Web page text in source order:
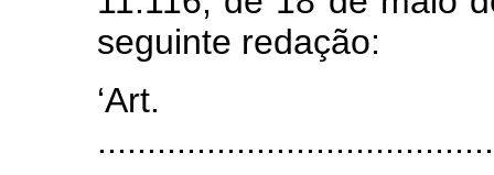
seguinte redação: